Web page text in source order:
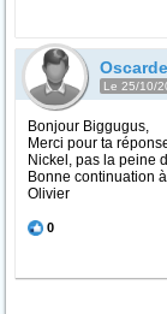
Le 25/10/
Bonjour Biggugus,
Merci pour ta
Nickel, pas la peine
Bonne continuation
Olivier
0